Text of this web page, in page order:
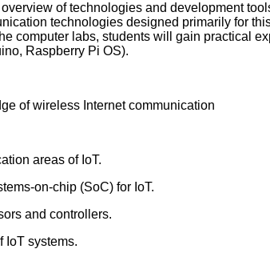
of technologies and development
technologies designed primarily for
computer labs, students will gain practical
Raspberry Pi OS).
of wireless Internet communication
areas of IoT.
on-chip (SoC) for IoT.
and controllers.
IoT systems.